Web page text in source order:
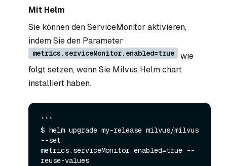
Mit Helm
Sie können den ServiceMonitor aktivieren,
indem Sie den Parameter
metrics.serviceMonitor.enabled=true
wie
folgt setzen, wenn Sie Milvus Helm chart
installiert haben.
```
$ helm upgrade my-release milvus/milvus
--set
metrics.serviceMonitor.enabled=true --
reuse-values